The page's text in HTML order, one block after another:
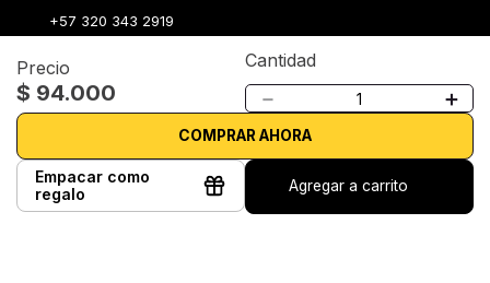
Precio
$ 94.000
Cantidad
＋
－
COMPRAR AHORA
Empacar como
regalo
Agregar a carrito
+57 320 343 2919
Trabaja con nosotros
Lerner centro
Avenida Jiménez No 4-35